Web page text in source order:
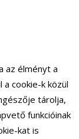
az élményt a
a cookie-k közül
tárolja,
funkcióinak
kat is